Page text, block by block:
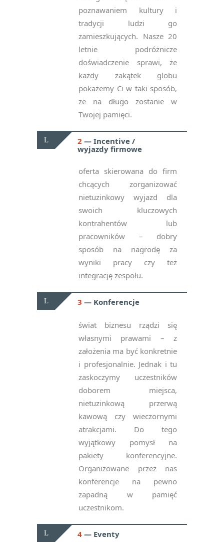
poznawaniem kultury i
tradycji ludzi go
zamieszkujących. Nasze 20
letnie podróżnicze
doświadczenie sprawi, że
każdy zakątek globu
pokażemy Ci w taki sposób,
że na długo zostanie w
Twojej pamięci.
2
Incentive /
wyjazdy firmowe
oferta skierowana do firm
chcących zorganizować
nietuzinkowy wyjazd dla
swoich kluczowych
kontrahentów lub
pracowników – dobry
sposób na nagrodę za
wyniki pracy czy też
integrację zespołu.
3 Konferencje
świat biznesu rządzi się
własnymi prawami – z
założenia ma być konkretnie
i profesjonalnie. Jednak i tu
zaskoczymy uczestników
doborem miejsca,
nietuzinkową przerwą
kawową czy wieczornymi
atrakcjami. Do tego
wyjątkowy pomysł na
pakiety konferencyjne.
Organizowane przez nas
konferencje na pewno
zapadną w pamięć
uczestnikom.
4 Eventy